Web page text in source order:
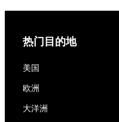
热门目的地
美国
欧洲
大洋洲